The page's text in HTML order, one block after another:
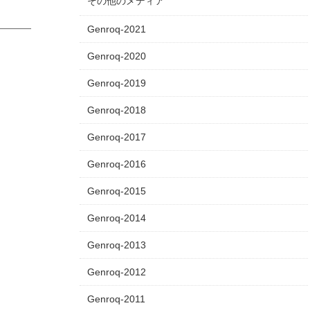
Genroq-2021
Genroq-2020
Genroq-2019
Genroq-2018
Genroq-2017
Genroq-2016
Genroq-2015
Genroq-2014
Genroq-2013
Genroq-2012
Genroq-2011